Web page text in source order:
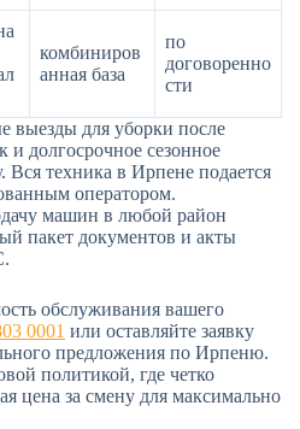
комбиниров
анная база
по
договоренно
сти
выезды для уборки после
и долгосрочное сезонное
Вся техника в Ирпене подается
оператором.
машин в любой район
пакет документов и акты
обслуживания вашего
0001 или оставляйте заявку
предложения по Ирпеню.
политикой, где четко
цена за смену для максимально